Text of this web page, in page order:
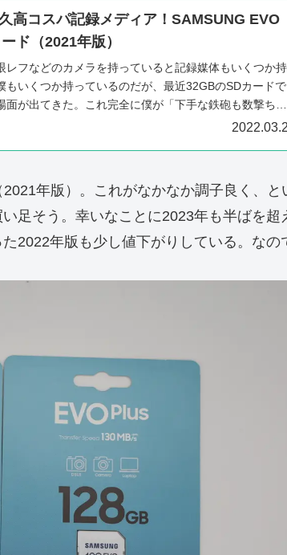
高コスパ記録メディア！SAMSUNG EVO
ド（2021年版）
レフなどのカメラを持っていると記録媒体もいくつか持
もいくつか持っているのだが、最近32GBのSDカードで
が出てきた。これ完全に僕が「下手な鉄砲も数撃ちゃ
年版）。これがなかなか調子良く、と
足そう。幸いなことに2023年も半ばを超
2022年版も少し値下がりしている。な